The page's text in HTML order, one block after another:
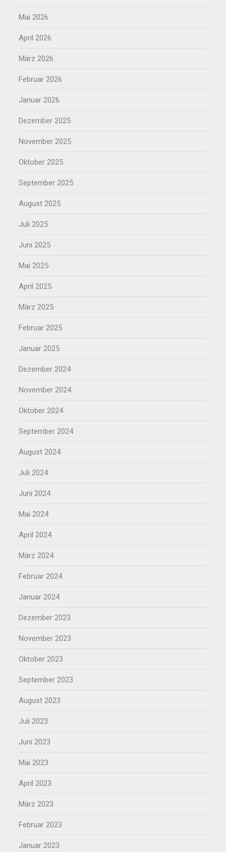
Mai 2026
April 2026
März 2026
Februar 2026
Januar 2026
Dezember 2025
November 2025
Oktober 2025
September 2025
August 2025
Juli 2025
Juni 2025
Mai 2025
April 2025
März 2025
Februar 2025
Januar 2025
Dezember 2024
November 2024
Oktober 2024
September 2024
August 2024
Juli 2024
Juni 2024
Mai 2024
April 2024
März 2024
Februar 2024
Januar 2024
Dezember 2023
November 2023
Oktober 2023
September 2023
August 2023
Juli 2023
Juni 2023
Mai 2023
April 2023
März 2023
Februar 2023
Januar 2023